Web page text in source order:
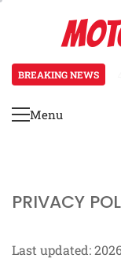
BREAKING NEWS
Primary
Menu
PRIVACY
Last updated: